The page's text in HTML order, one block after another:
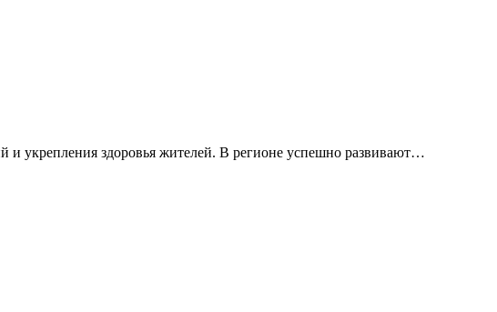
и укрепления здоровья жителей. В регионе успешно развивают…